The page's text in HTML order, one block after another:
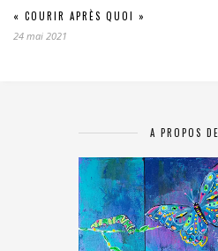
« COURIR APRÈS QUOI »
24 mai 2021
A PROPOS